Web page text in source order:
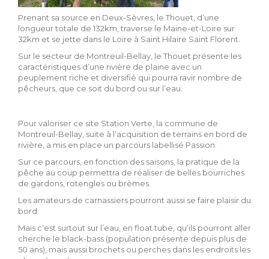
Prenant sa source en Deux-Sèvres, le Thouet, d’une
longueur totale de 132km, traverse le Maine-et-Loire sur
32km et se jette dans le Loire à Saint Hilaire Saint Florent.
Sur le secteur de Montreuil-Bellay, le Thouet présente les
caractéristiques d’une rivière de plaine avec un
peuplement riche et diversifié qui pourra ravir nombre de
pêcheurs, que ce soit du bord ou sur l’eau.
Pour valoriser ce site Station Verte, la commune de
Montreuil-Bellay, suite à l’acquisition de terrains en bord de
rivière, a mis en place un parcours labellisé Passion.
Sur ce parcours, en fonction des saisons, la pratique de la
pêche au coup permettra de réaliser de belles bourriches
de gardons, rotengles ou brèmes.
Les amateurs de carnassiers pourront aussi se faire plaisir du
bord.
Mais c’est surtout sur l’eau, en float tube, qu’ils pourront aller
cherche le black-bass (population présente depuis plus de
50 ans), mais aussi brochets ou perches dans les endroits les